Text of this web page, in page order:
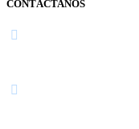
CONTÁCTANOS